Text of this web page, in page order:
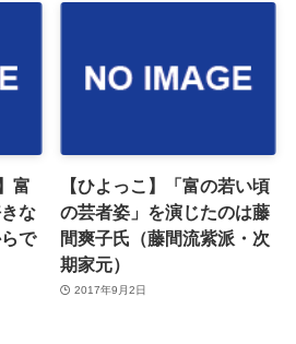
富
な
で
【ひよっこ】「富の若い頃
の芸者姿」を演じたのは藤
間爽子氏（藤間流紫派・次
期家元）
2017年9月2日